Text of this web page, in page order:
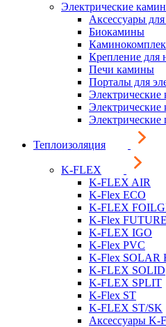
Электрические
Аксессуары
Биокамины
Крепление для
Печи камины
Порталы для
Электрические
Электрические
Электрические
Теплоизоляция
K-FLEX
K-FLEX AIR
K-Flex ECO
K-FLEX
K-Flex
K-FLEX IGO
K-Flex PVC
K-Flex SOLAR
K-FLEX SOLID
K-FLEX SPLIT
K-Flex ST
K-FLEX ST/SK
Аксессуары K-